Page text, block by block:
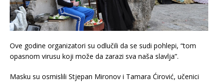
Ove godine organizatori su odlučili da se sudi pohlepi, “tom
opasnom virusu koji može da zarazi sva naša slavlja”.
Masku su osmislili Stjepan Mironov i Tamara Ćirović, učenici